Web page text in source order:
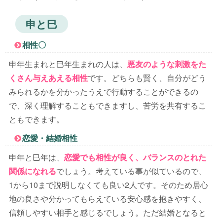
申と巳
相性〇
申年生まれと巳年生まれの人は、 悪友のような刺激をた
くさん与えあえる相性です。どちらも賢く、自分がどう
みられるかを分かったうえで行動することができるの
で、深く理解することもできますし、苦労を共有するこ
ともできます。
恋愛・結婚相性
申年と巳年は、 恋愛でも相性が良く、バランスのとれた
関係になれるでしょう。考えている事が似ているので、
1から10まで説明しなくても良い2人です。そのため居心
地の良さや分かってもらえている安心感を抱きやすく、
信頼しやすい相手と感じるでしょう。ただ結婚となると